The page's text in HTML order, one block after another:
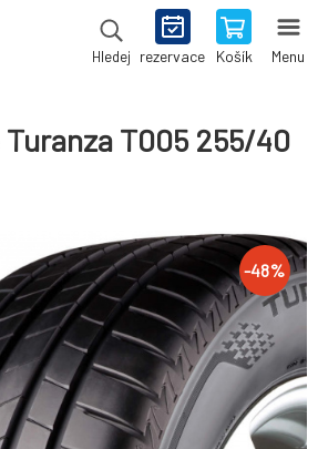
Hledej rezervace Košík Menu
T005 255/40
-48%